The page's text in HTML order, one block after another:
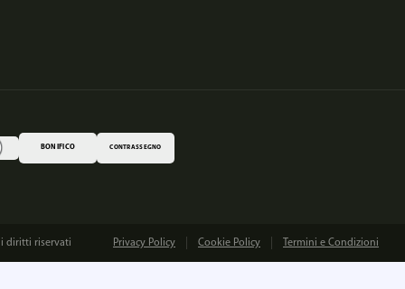
BONIFICO CONTRASSEGNO
i diritti riservati Privacy Policy Cookie Policy Termini e Condizioni